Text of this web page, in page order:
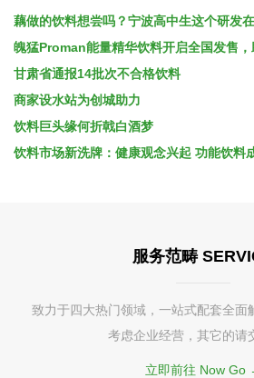
甘肃省通报14批次不合格饮料
商家设水站为创城助力
饮料巨头缘何折戟白酒梦
饮料市场新洗牌：健康观念兴起 功能饮料
服务范畴
致力于四大热门领域，一站式配套全面
考虑企业经营，其它的请
立即前往 Now Go